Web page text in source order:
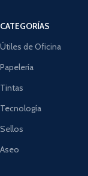
CATEGORÍAS
Útiles de Oficina
Papelería
Tintas
Tecnología
Sellos
Aseo